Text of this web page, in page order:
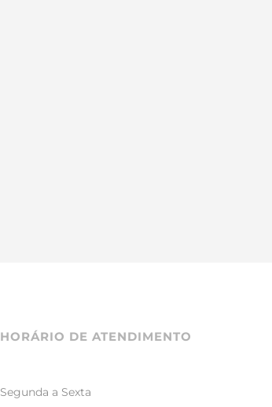
HORÁRIO DE ATENDIMENTO
Segunda a Sexta